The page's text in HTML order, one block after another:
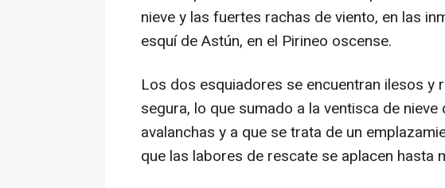
nieve y las fuertes rachas de viento, en las
esquí de Astún, en el Pirineo oscense.
Los dos esquiadores se encuentran ilesos y
segura, lo que sumado a la ventisca de
avalanchas y a que se trata de un
que las labores de rescate se aplacen hasta